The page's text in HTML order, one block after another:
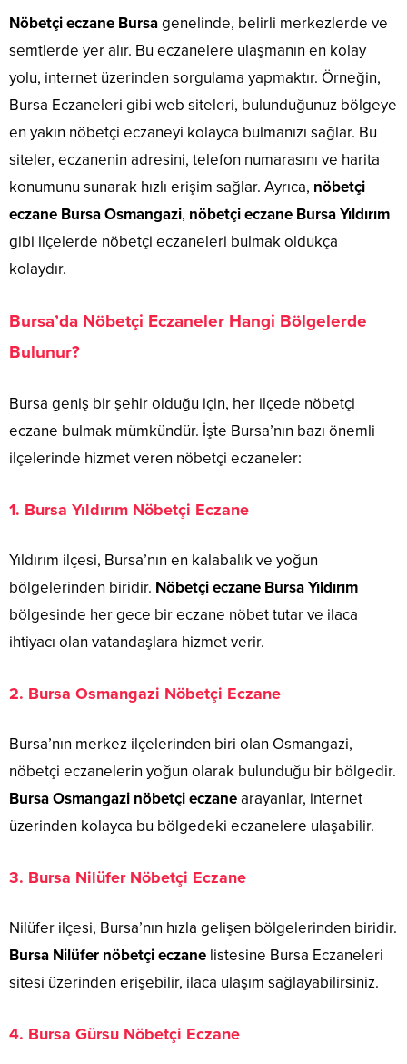
Nöbetçi eczane Bursagenelinde, belirli merkezlerde ve
semtlerde yer alır. Bu eczanelere ulaşmanın en kolay
yolu, internet üzerinden sorgulama yapmaktır. Örneğin,
Bursa Eczaneleri gibi web siteleri, bulunduğunuz bölgeye
en yakın nöbetçi eczaneyi kolayca bulmanızı sağlar. Bu
siteler, eczanenin adresini, telefon numarasını ve harita
konumunu sunarak hızlı erişim sağlar. Ayrıca, nöbetçi
eczane Bursa Osmangazi, nöbetçi eczane Bursa Yıldırım
gibi ilçelerde nöbetçi eczaneleri bulmak oldukça
kolaydır.
Bursa’da Nöbetçi Eczaneler Hangi Bölgelerde
Bulunur?
Bursa geniş bir şehir olduğu için, her ilçede nöbetçi
eczane bulmak mümkündür. İşte Bursa’nın bazı önemli
ilçelerinde hizmet veren nöbetçi eczaneler:
1. Bursa Yıldırım Nöbetçi Eczane
Yıldırım ilçesi, Bursa’nın en kalabalık ve yoğun
bölgelerinden biridir. Nöbetçi eczane Bursa Yıldırım
bölgesinde her gece bir eczane nöbet tutar ve ilaca
ihtiyacı olan vatandaşlara hizmet verir.
2. Bursa Osmangazi Nöbetçi Eczane
Bursa’nın merkez ilçelerinden biri olan Osmangazi,
nöbetçi eczanelerin yoğun olarak bulunduğu bir bölgedir.
Bursa Osmangazi nöbetçi eczanearayanlar, internet
üzerinden kolayca bu bölgedeki eczanelere ulaşabilir.
3. Bursa Nilüfer Nöbetçi Eczane
Nilüfer ilçesi, Bursa’nın hızla gelişen bölgelerinden biridir.
Bursa Nilüfer nöbetçi eczane listesine Bursa Eczaneleri
sitesi üzerinden erişebilir, ilaca ulaşım sağlayabilirsiniz.
4. Bursa Gürsu Nöbetçi Eczane